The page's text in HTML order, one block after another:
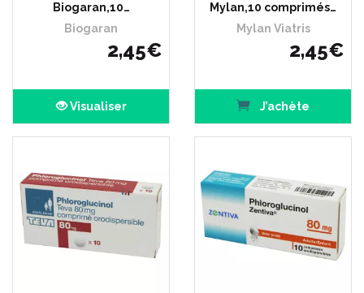
Biogaran,10…
Biogaran
2,45€
Visualiser
Mylan,10 comprimés…
Mylan Viatris
2,45€
J’achète